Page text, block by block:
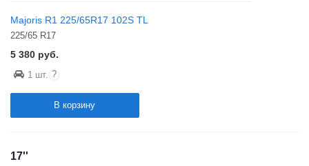
Majoris R1 225/65R17 102S TL
225/65 R17
5 380 руб.
1 шт. ?
В корзину
17''